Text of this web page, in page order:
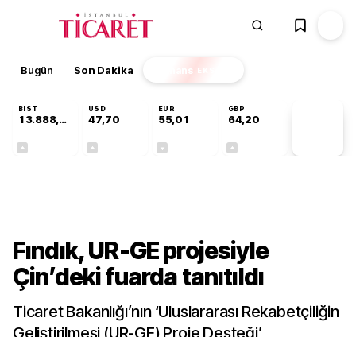
Bugün Son Dakika Finans EKSTRA
BIST
13.888,97
USD
47,70
EUR
55,01
GBP
64,20
Fındık, UR-GE projesiyle
Çin’deki fuarda tanıtıldı
Ticaret Bakanlığı’nın ‘Uluslararası Rekabetçiliğin
Geliştirilmesi (UR-GE) Proje Desteği’